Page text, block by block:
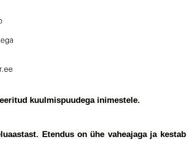
kuulmispuudega inimestele.
Etendus on ühe vaheajaga ja